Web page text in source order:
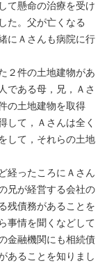
て懸命の治療を受け
た。父が亡くなる
にＡさんも病院に行
２件の土地建物があ
である母，兄，Ａさ
の土地建物を取得
して，Ａさんは全く
して，それらの土地
経ったころにＡさん
兄が経営する会社の
残債務があることを
事情を聞くなどして
金融機関にも相続債
あることを知りまし